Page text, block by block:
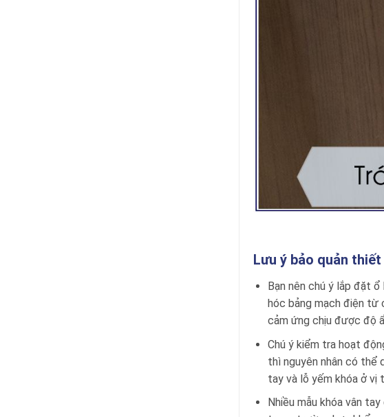
Lưu ý bảo quản
Bạn nên chú ý lắp đặt
hóc bảng mạch điện từ
cảm ứng chịu được độ
Chú ý kiểm tra hoạt
thì nguyên nhân có thể
tay và lỗ yếm khóa ở vị
Nhiều mẫu khóa vân